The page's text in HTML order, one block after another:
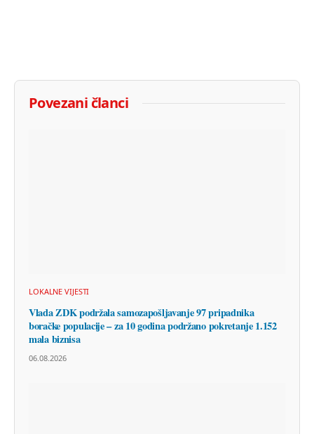
Povezani članci
LOKALNE VIJESTI
Vlada ZDK podržala samozapošljavanje 97 pripadnika
boračke populacije – za 10 godina podržano pokretanje 1.152
mala biznisa
06.08.2026